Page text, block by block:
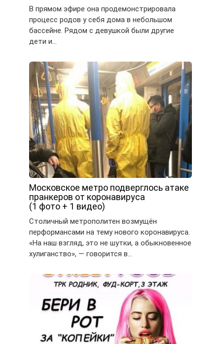
В прямом эфире она продемонстрировала
процесс родов у себя дома в небольшом
бассейне. Рядом с девушкой были другие
дети и…
Московское метро подверглось атаке
пранкеров от коронавируса
(1 фото + 1 видео)
Столичный метрополитен возмущён
перформансами на тему нового коронавируса.
«На наш взгляд, это не шутки, а обыкновенное
хулиганство», — говорится в…